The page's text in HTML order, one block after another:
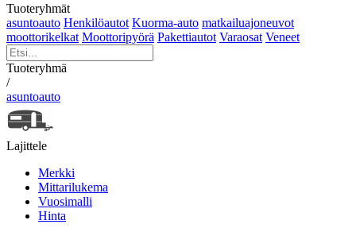
Tuoteryhmät
asuntoauto Henkilöautot Kuorma-auto matkailuajoneuvot
moottorikelkat Moottoripyörä Pakettiautot Varaosat Veneet
Tuoteryhmä
/
asuntoauto
Lajittele
Merkki
Mittarilukema
Vuosimalli
Hinta